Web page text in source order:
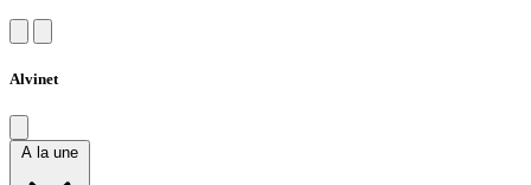
Alvinet
A la une